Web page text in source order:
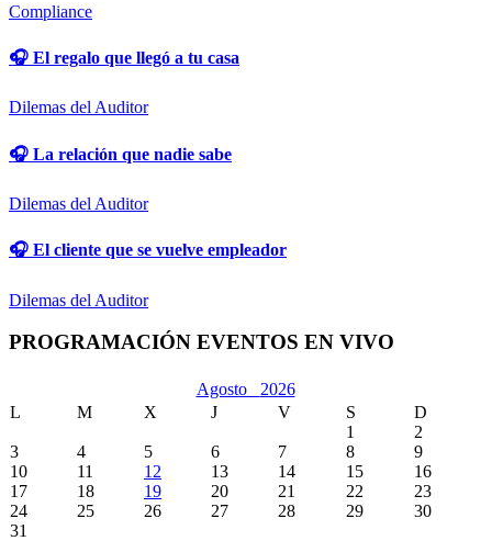
Compliance
🎧 El regalo que llegó a tu casa
Dilemas del Auditor
🎧 La relación que nadie sabe
Dilemas del Auditor
🎧 El cliente que se vuelve empleador
Dilemas del Auditor
PROGRAMACIÓN EVENTOS EN VIVO
Agosto 2026
L
M X J V S
D
1
2
3
4 5 6 7 8
9
10
11 12 13 14 15
16
17
18 19 20 21 22
23
24
25 26 27 28 29
30
31